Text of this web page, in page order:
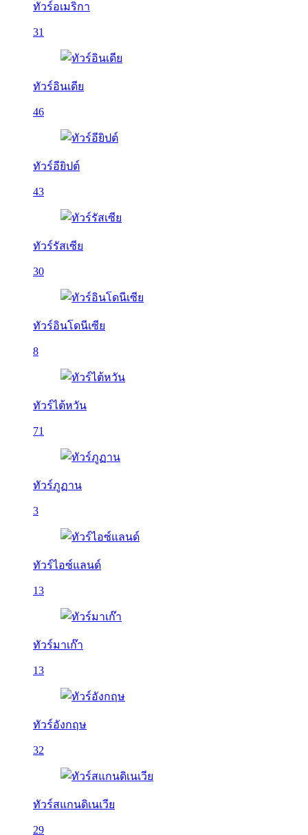
ทัวร์อเมริกา
31
ทัวร์อินเดีย
46
ทัวร์อียิปต์
43
ทัวร์รัสเซีย
30
ทัวร์อินโดนีเซีย
8
ทัวร์ไต้หวัน
71
ทัวร์ภูฏาน
3
ทัวร์ไอซ์แลนด์
13
ทัวร์มาเก๊า
13
ทัวร์อังกฤษ
32
ทัวร์สแกนดิเนเวีย
29